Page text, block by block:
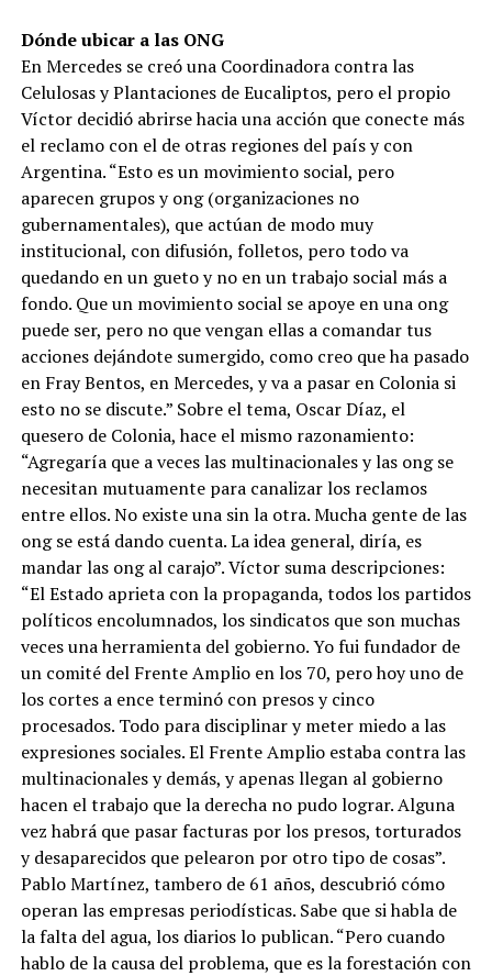
Dónde ubicar a las ONG
En Mercedes se creó una Coordinadora contra las
Celulosas y Plantaciones de Eucaliptos, pero el propio
Víctor decidió abrirse hacia una acción que conecte más
el reclamo con el de otras regiones del país y con
Argentina. “Esto es un movimiento social, pero
aparecen grupos y ong (organizaciones no
gubernamentales), que actúan de modo muy
institucional, con difusión, folletos, pero todo va
quedando en un gueto y no en un trabajo social más a
fondo. Que un movimiento social se apoye en una ong
puede ser, pero no que vengan ellas a comandar tus
acciones dejándote sumergido, como creo que ha pasado
en Fray Bentos, en Mercedes, y va a pasar en Colonia si
esto no se discute.” Sobre el tema, Oscar Díaz, el
quesero de Colonia, hace el mismo razonamiento:
“Agregaría que a veces las multinacionales y las ong se
necesitan mutuamente para canalizar los reclamos
entre ellos. No existe una sin la otra. Mucha gente de las
ong se está dando cuenta. La idea general, diría, es
mandar las ong al carajo”. Víctor suma descripciones:
“El Estado aprieta con la propaganda, todos los partidos
políticos encolumnados, los sindicatos que son muchas
veces una herramienta del gobierno. Yo fui fundador de
un comité del Frente Amplio en los 70, pero hoy uno de
los cortes a ence terminó con presos y cinco
procesados. Todo para disciplinar y meter miedo a las
expresiones sociales. El Frente Amplio estaba contra las
multinacionales y demás, y apenas llegan al gobierno
hacen el trabajo que la derecha no pudo lograr. Alguna
vez habrá que pasar facturas por los presos, torturados
y desaparecidos que pelearon por otro tipo de cosas”.
Pablo Martínez, tambero de 61 años, descubrió cómo
operan las empresas periodísticas. Sabe que si habla de
la falta del agua, los diarios lo publican. “Pero cuando
hablo de la causa del problema, que es la forestación con